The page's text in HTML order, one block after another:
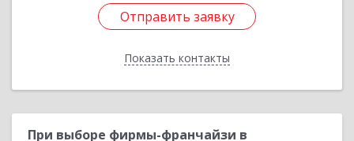
Отправить заявку
Показать контакты
Отправить заявку
Назад
При выборе фирмы-франчайзи в